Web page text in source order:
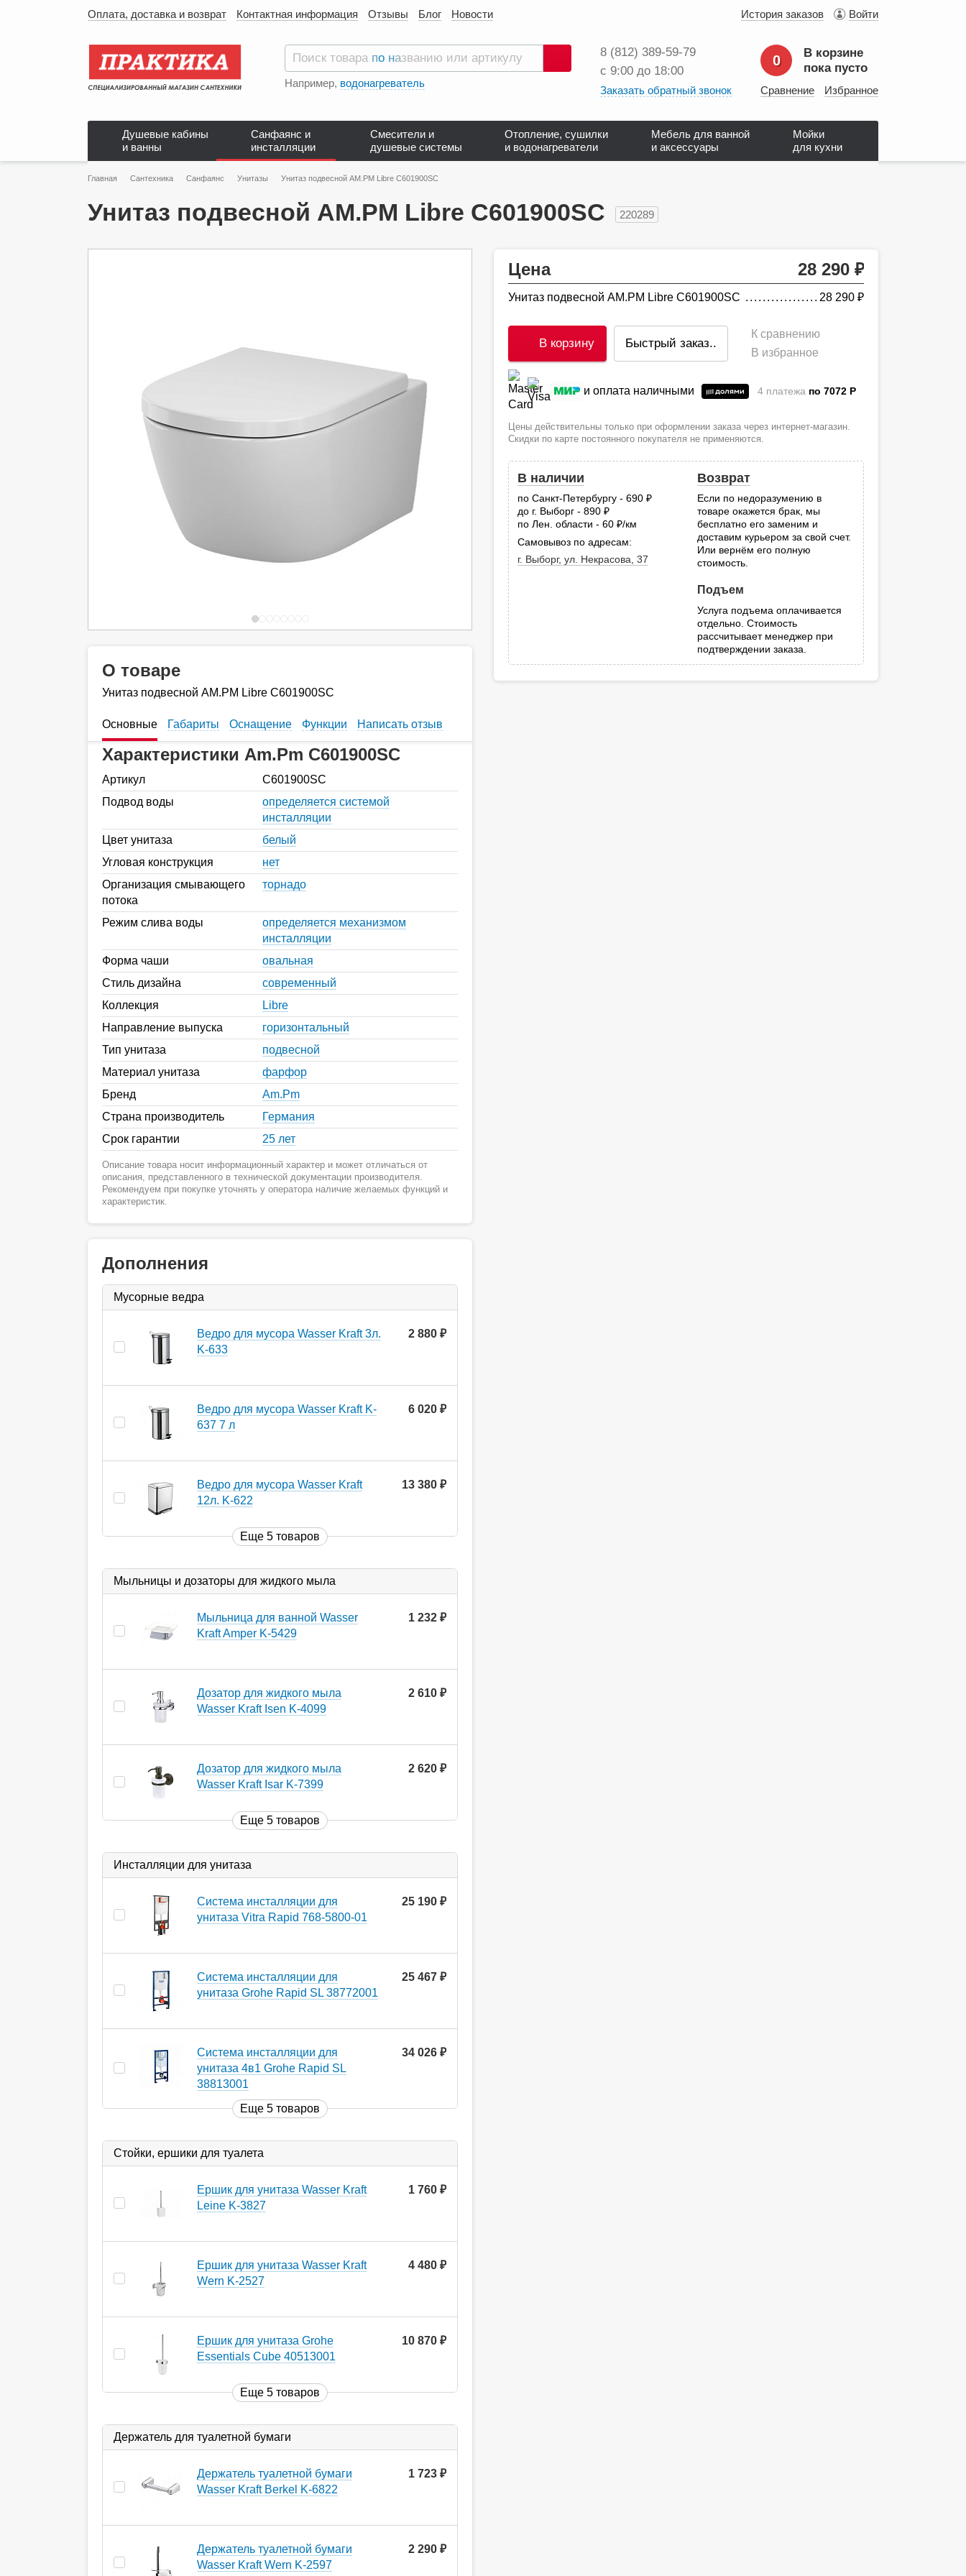
Оплата, доставка и возврат Контактная информация Отзывы Блог Новости История заказов Войти
Поиск
Например, водонагреватель
8 (812) 389‑59‑79
с 9:00 до 18:00
Заказать обратный звонок
0
В корзине
пока пусто
Сравнение Избранное
Душевые кабины
и ванны
Санфаянс и
инсталляции
Смесители и
душевые системы
Отопление, сушилки
и водонагреватели
Мебель для ванной
и аксессуары
Мойки
для кухни
Главная Сантехника Санфаянс Унитазы Унитаз подвесной AM.PM Libre C601900SC
Унитаз подвесной AM.PM Libre C601900SC 220289
Цена 28 290
Унитаз подвесной AM.PM Libre C601900SC 28 290
В корзину Быстрый заказ..
К сравнению
В избранное
и оплата наличными 4 платежа по 7072 P
Цены действительны только при оформлении заказа через интернет-магазин.
Скидки по карте постоянного покупателя не применяются.
В наличии
по Санкт-Петербургу - 690
до г. Выборг - 890
по Лен. области - 60
руб.
/км
Самовывоз по адресам:
г. Выборг, ул. Некрасова, 37
Возврат
Если по недоразумению в
товаре окажется брак, мы
бесплатно его заменим и
доставим курьером за свой счет.
Или вернём его полную
стоимость.
Подъем
Услуга подъема оплачивается
отдельно. Стоимость
рассчитывает менеджер при
подтверждении заказа.
О товаре
Унитаз подвесной AM.PM Libre C601900SC
Основные Габариты Оснащение Функции Написать отзыв
Характеристики Am.Pm C601900SC
Артикул
C601900SC
Подвод воды
определяется системой
инсталляции
Цвет унитаза
белый
Угловая конструкция
нет
Организация смывающего
потока
торнадо
Режим слива воды
определяется механизмом
инсталляции
Форма чаши
овальная
Стиль дизайна
современный
Коллекция
Libre
Направление выпуска
горизонтальный
Тип унитаза
подвесной
Материал унитаза
фарфор
Бренд
Am.Pm
Страна производитель
Германия
Срок гарантии
25 лет
Описание товара носит информационный характер и может отличаться от
описания, представленного в технической документации производителя.
Рекомендуем при покупке уточнять у оператора наличие желаемых функций и
характеристик.
Дополнения
Мусорные ведра
Ведро для мусора Wasser Kraft 3л.
K-633
2 880
Ведро для мусора Wasser Kraft K-
637 7 л
6 020
Ведро для мусора Wasser Kraft
12л. K-622
13 380
Еще 5 товаров
Мыльницы и дозаторы для жидкого мыла
Мыльница для ванной Wasser
Kraft Amper K-5429
1 232
Дозатор для жидкого мыла
Wasser Kraft Isen K-4099
2 610
Дозатор для жидкого мыла
Wasser Kraft Isar K-7399
2 620
Еще 5 товаров
Инсталляции для унитаза
Система инсталляции для
унитаза Vitra Rapid 768-5800-01
25 190
Система инсталляции для
унитаза Grohe Rapid SL 38772001
25 467
Система инсталляции для
унитаза 4в1 Grohe Rapid SL
38813001
34 026
Еще 5 товаров
Стойки, ершики для туалета
Ершик для унитаза Wasser Kraft
Leine K-3827
1 760
Ершик для унитаза Wasser Kraft
Wern K-2527
4 480
Ершик для унитаза Grohe
Essentials Cube 40513001
10 870
Еще 5 товаров
Держатель для туалетной бумаги
Держатель туалетной бумаги
Wasser Kraft Berkel K-6822
1 723
Держатель туалетной бумаги
Wasser Kraft Wern K-2597
2 290